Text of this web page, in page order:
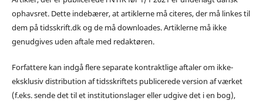
ophavsret. Dette indebærer, at artiklerne må citeres, der må linkes til
dem på tidsskrift.dk og de må downloades. Artiklerne må ikke
genudgives uden aftale med redaktøren.
Forfattere kan indgå flere separate kontraktlige aftaler om ikke-
eksklusiv distribution af tidsskriftets publicerede version af værket
(f.eks. sende det til et institutionslager eller udgive det i en bog),